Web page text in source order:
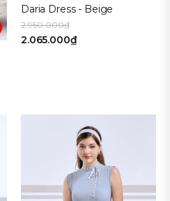
Daria Dress - Beige
2.950.000₫
2.065.000₫